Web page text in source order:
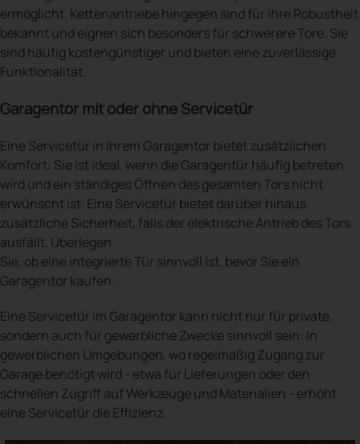
ermöglicht. Kettenantriebe hingegen sind für ihre Robustheit
bekannt und eignen sich besonders für schwerere Tore. Sie
sind häufig kostengünstiger und bieten eine zuverlässige
Funktionalität.
Garagentor mit oder ohne Servicetür
Eine Servicetür in Ihrem Garagentor bietet zusätzlichen
Komfort: Sie ist ideal, wenn die Garagentür häufig betreten
wird und ein ständiges Öffnen des gesamten Tors nicht
erwünscht ist. Eine Servicetür bietet darüber hinaus
zusätzliche Sicherheit, falls der elektrische Antrieb des Tors
ausfällt. Überlegen
Sie, ob eine integrierte Tür sinnvoll ist, bevor Sie ein
Garagentor kaufen.
Eine Servicetür im Garagentor kann nicht nur für private,
sondern auch für gewerbliche Zwecke sinnvoll sein: In
gewerblichen Umgebungen, wo regelmäßig Zugang zur
Garage benötigt wird - etwa für Lieferungen oder den
schnellen Zugriff auf Werkzeuge und Materialien - erhöht
eine Servicetür die Effizienz.